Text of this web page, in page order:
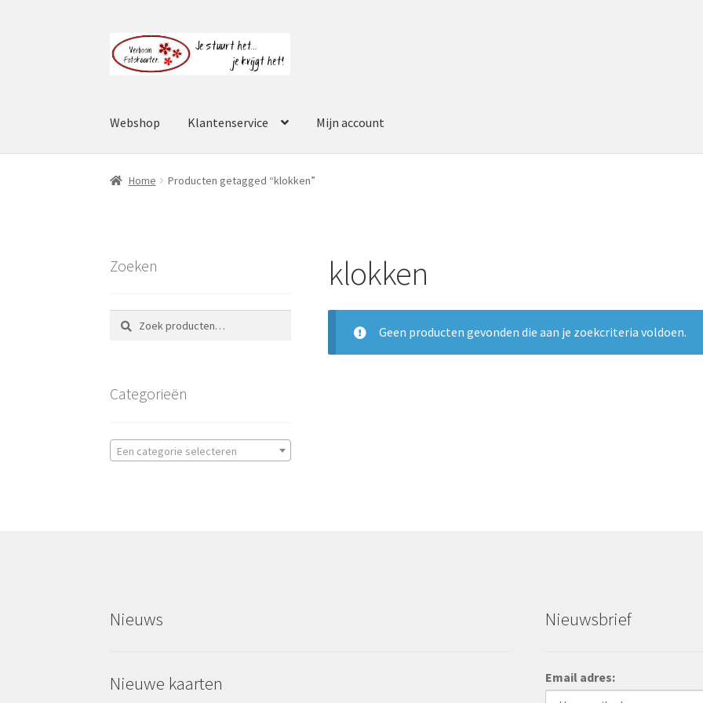
Ga
door
Ga
naar
Webshop Klantenservice Mijn account
Home Producten getagged “klokken”
klokken
Geen producten gevonden die aan je zoekcriteria voldoen.
Zoeken
Zoeken
naar:
Zoeken
Categorieën
Een categorie selecteren
Nieuws
Nieuwe kaarten
Nieuwsbrief
Email adres: